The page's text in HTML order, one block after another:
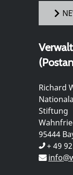
Richard
Stiftung
95444
+ 49